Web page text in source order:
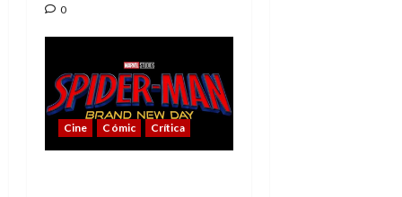
0
Cine Cómic Crítica